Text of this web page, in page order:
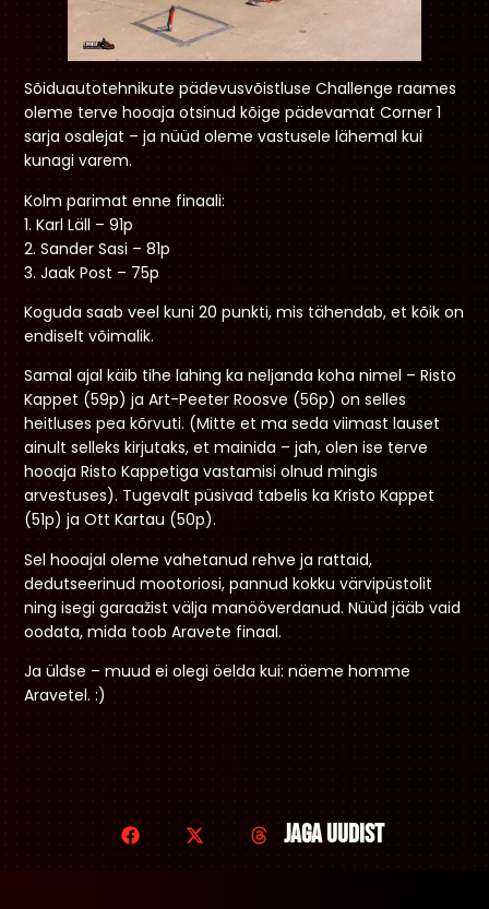
Sõiduautotehnikute pädevusvõistluse Challenge raames
oleme terve hooaja otsinud kõige pädevamat Corner 1
sarja osalejat – ja nüüd oleme vastusele lähemal kui
kunagi varem.
Kolm parimat enne finaali:
1. Karl Läll – 91p
2. Sander Sasi – 81p
3. Jaak Post – 75p
Koguda saab veel kuni 20 punkti, mis tähendab, et kõik on
endiselt võimalik.
Samal ajal käib tihe lahing ka neljanda koha nimel – Risto
Kappet (59p) ja Art-Peeter Roosve (56p) on selles
heitluses pea kõrvuti. (Mitte et ma seda viimast lauset
ainult selleks kirjutaks, et mainida – jah, olen ise terve
hooaja Risto Kappetiga vastamisi olnud mingis
arvestuses). Tugevalt püsivad tabelis ka Kristo Kappet
(51p) ja Ott Kartau (50p).
Sel hooajal oleme vahetanud rehve ja rattaid,
dedutseerinud mootoriosi, pannud kokku värvipüstolit
ning isegi garaažist välja manööverdanud. Nüüd jääb vaid
oodata, mida toob Aravete finaal.
Ja üldse – muud ei olegi öelda kui: näeme homme
Aravetel. :)
Jaga uudist